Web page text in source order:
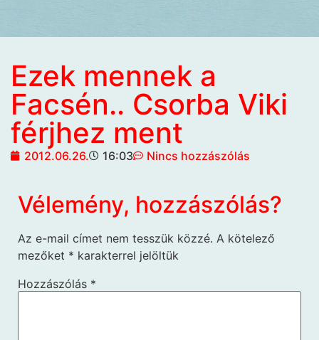
Ezek mennek a
Facsén.. Csorba Viki
férjhez ment
2012.06.26. 16:03 Nincs hozzászólás
Vélemény, hozzászólás?
Az e-mail címet nem tesszük közzé. A kötelező
mezőket * karakterrel jelöltük
Hozzászólás *